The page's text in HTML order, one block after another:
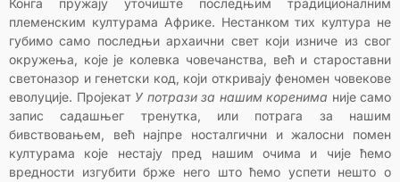
Конга пружају уточиште последњим традиционалним
племенским културама Африке. Нестанком тих култура не
губимo само последњи архаични свет који изниче из свог
окружења, које је колевка човечанства, већ и староставни
светоназор и генетски код, који откривају феномен човекове
еволуције. Пројекат У потрази за нашим коренима није само
запис садашњег тренутка, или потрага за нашим
бивствовањем, већ најпре носталгични и жалосни помен
културама које нестају пред нашим очима и чије ћемо
вредности изгубити брже него што ћемо успети нешто о